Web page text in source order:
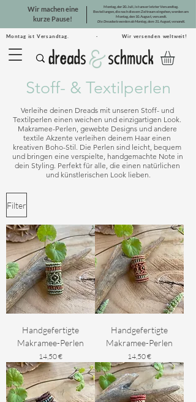
Montag ist Versandtag. · Wir versenden weltweit!
Wir machen eine
kurze Pause!
Montag, der 20. Juli, ist unser letzter Versandtag.
Bestellungen, die nach diesem Zeitraum eingehen, werden am
Montag, den 10. August, versandt.
Die Dreadsets werden ab Montag, dem 31. August, versandt.
Stoff- & Textilperlen
Verleihe deinen Dreads mit unseren Stoff- und
Textilperlen einen weichen und einzigartigen Look.
Makramee-Perlen, gewebte Designs und andere
textile Akzente verleihen deinem Haar einen
kreativen Boho-Stil. Die Perlen sind leicht, bequem
und bringen eine verspielte, handgemachte Note in
dein Styling. Perfekt für alle, die einen natürlichen
und künstlerischen Look lieben.
Filter
Handgefertigte
Makramee-Perlen
Preis
14,50 €
Handgefertigte
Makramee-Perlen
Preis
14,50 €